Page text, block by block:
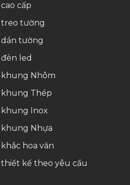
cấp
treo tường
tường
led
khung Nhôm
khung Thép
Inox
Nhựa
hoa văn
kế theo yêu cầu